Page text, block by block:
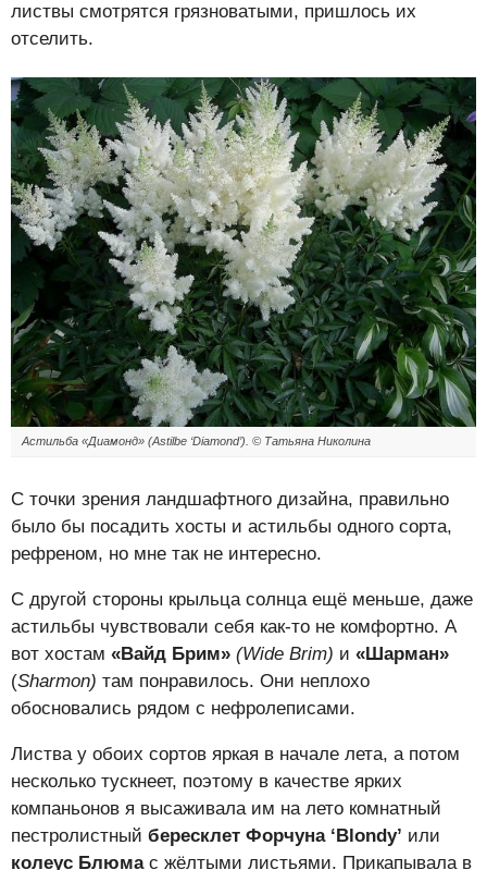
листвы смотрятся грязноватыми, пришлось их
отселить.
Астильба «Диамонд» (Astilbe ‘Diamond’). © Татьяна Николина
С точки зрения ландшафтного дизайна, правильно
было бы посадить хосты и астильбы одного сорта,
рефреном, но мне так не интересно.
С другой стороны крыльца солнца ещё меньше, даже
астильбы чувствовали себя как-то не комфортно. А
вот хостам «Вайд Брим» (Wide Brim) и «Шарман»
(Sharmon) там понравилось. Они неплохо
обосновались рядом с нефролеписами.
Листва у обоих сортов яркая в начале лета, а потом
несколько тускнеет, поэтому в качестве ярких
компаньонов я высаживала им на лето комнатный
пестролистный бересклет Форчуна ‘ Blondy’ или
колеус Блюма с жёлтыми листьями. Прикапывала в